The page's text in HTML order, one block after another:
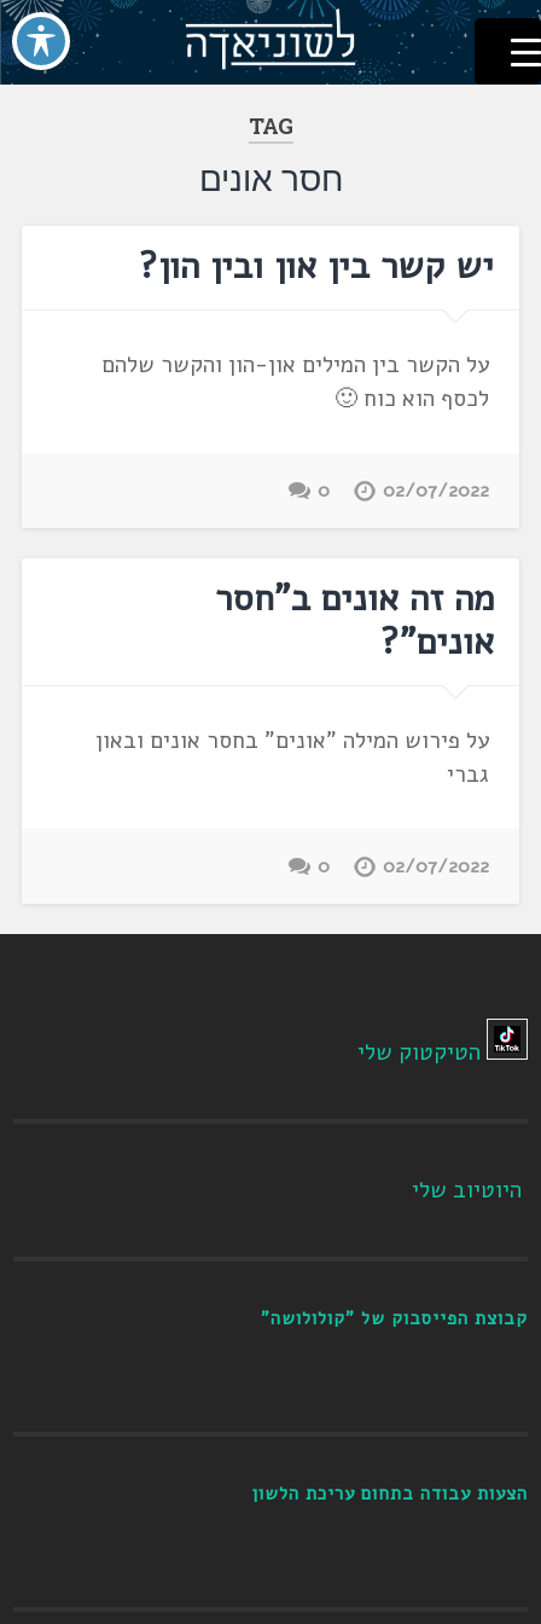
דלג
לתוכן
לשוניאדה
עברית. לשון. שפה
TAG
חסר אונים
יש קשר בין און ובין הון?
על הקשר בין המילים און-הון והקשר שלהם
לכסף הוא כוח 🙂
02/07/2022
0
מה זה אונים ב"חסר
אונים"?
על פירוש המילה "אונים" בחסר אונים ובאון
גברי
02/07/2022
0
הטיקטוק שלי
היוטיוב שלי
קבוצת הפייסבוק של "קולולושה"
הצעות עבודה בתחום עריכת הלשון